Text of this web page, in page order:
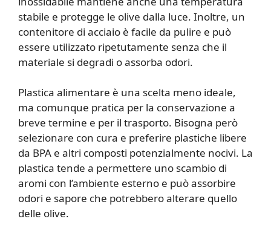
stabile e protegge le olive dalla luce. Inoltre, un
contenitore di acciaio è facile da pulire e può
essere utilizzato ripetutamente senza che il
materiale si degradi o assorba odori.
Plastica alimentare è una scelta meno ideale,
ma comunque pratica per la conservazione a
breve termine e per il trasporto. Bisogna però
selezionare con cura e preferire plastiche libere
da BPA e altri composti potenzialmente nocivi. La
plastica tende a permettere uno scambio di
aromi con l’ambiente esterno e può assorbire
odori e sapore che potrebbero alterare quello
delle olive.